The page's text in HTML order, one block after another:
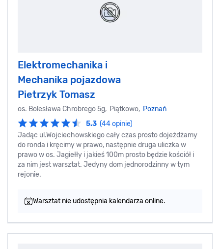
Elektromechanika i
Mechanika pojazdowa
Pietrzyk Tomasz
os. Bolesława Chrobrego 5g, Piątkowo, Poznań
5.3 (44 opinie)
Jadąc ul.Wojciechowskiego cały czas prosto dojeżdżamy
do ronda i kręcimy w prawo, następnie druga uliczka w
prawo w os. Jagiełły i jakieś 100m prosto będzie kościół i
za nim jest warsztat. Jedyny dom jednorodzinny w tym
rejonie.
Warsztat nie udostępnia kalendarza online.